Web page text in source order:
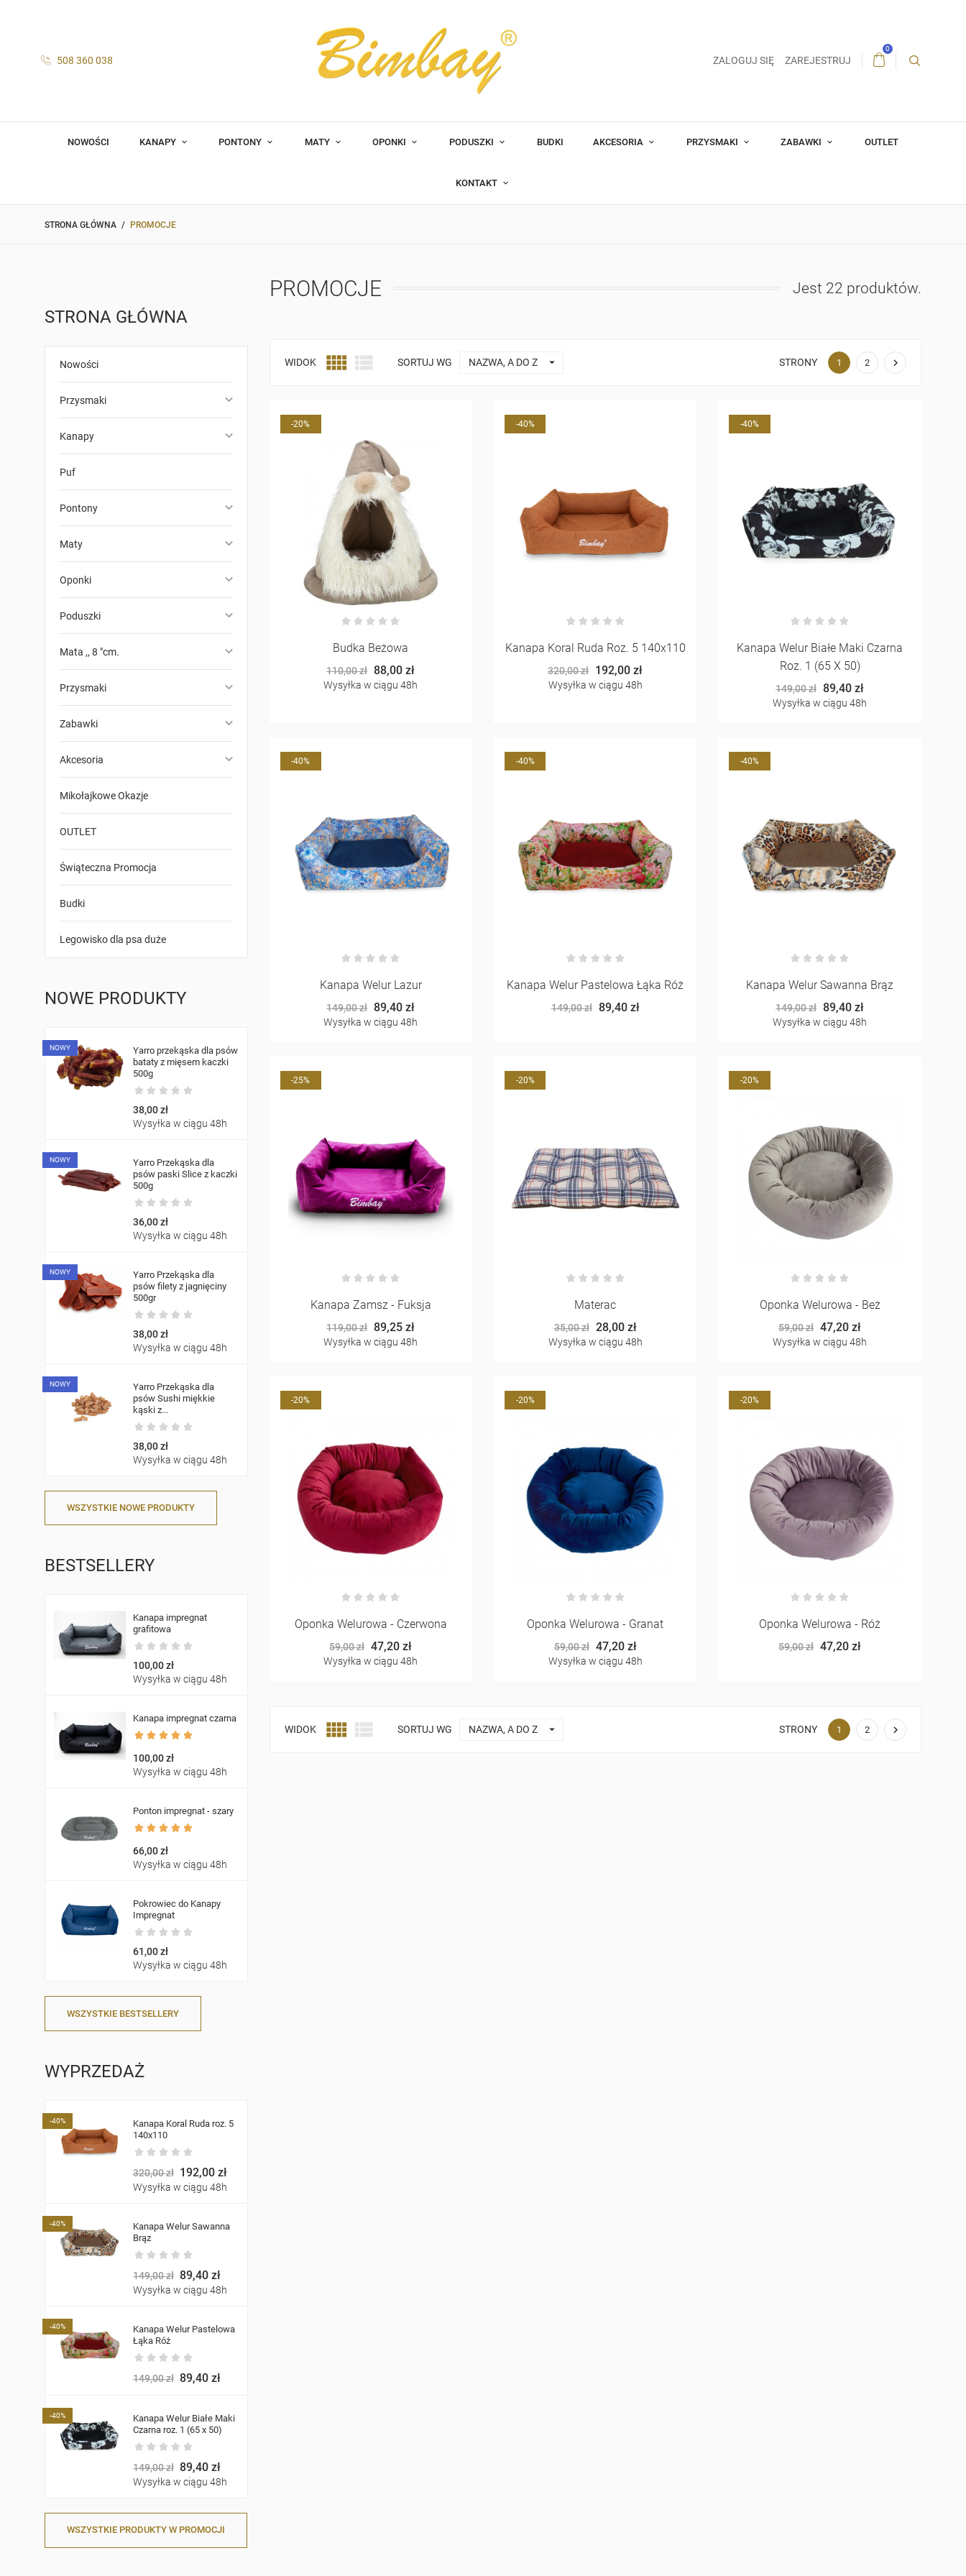
508 360 038 ZALOGUJ SIĘ ZAREJESTRUJ
0
NOWOŚCI KANAPY PONTONY MATY OPONKI PODUSZKI BUDKI AKCESORIA PRZYSMAKI ZABAWKI OUTLET
KONTAKT
STRONA GŁÓWNA PROMOCJE
STRONA GŁÓWNA
Nowości
Przysmaki keyboard_arrow_down
Kanapy keyboard_arrow_down
Puf
Pontony keyboard_arrow_down
Maty keyboard_arrow_down
Oponki keyboard_arrow_down
Poduszki keyboard_arrow_down
Mata ,, 8 "cm. keyboard_arrow_down
Przysmaki keyboard_arrow_down
Zabawki keyboard_arrow_down
Akcesoria keyboard_arrow_down
Mikołajkowe Okazje
OUTLET
Świąteczna Promocja
Budki
Legowisko dla psa duże
NOWE PRODUKTY
NOWY
Yarro przekąska dla psów
bataty z mięsem kaczki
500g
38,00 zł
Wysyłka w ciągu 48h
NOWY
Yarro Przekąska dla
psów paski Slice z kaczki
500g
36,00 zł
Wysyłka w ciągu 48h
NOWY
Yarro Przekąska dla
psów filety z jagnięciny
500gr
38,00 zł
Wysyłka w ciągu 48h
NOWY
Yarro Przekąska dla
psów Sushi miękkie
kąski z...
38,00 zł
Wysyłka w ciągu 48h
WSZYSTKIE NOWE PRODUKTY
BESTSELLERY
Kanapa impregnat
grafitowa
100,00 zł
Wysyłka w ciągu 48h
Kanapa impregnat czarna
100,00 zł
Wysyłka w ciągu 48h
Ponton impregnat - szary
66,00 zł
Wysyłka w ciągu 48h
Pokrowiec do Kanapy
Impregnat
61,00 zł
Wysyłka w ciągu 48h
WSZYSTKIE BESTSELLERY
WYPRZEDAŻ
-40%
Kanapa Koral Ruda roz. 5
140x110
320,00 zł 192,00 zł
Wysyłka w ciągu 48h
-40%
Kanapa Welur Sawanna
Brąz
149,00 zł 89,40 zł
Wysyłka w ciągu 48h
-40%
Kanapa Welur Pastelowa
Łąka Róż
149,00 zł 89,40 zł
-40%
Kanapa Welur Białe Maki
Czarna roz. 1 (65 x 50)
149,00 zł 89,40 zł
Wysyłka w ciągu 48h
WSZYSTKIE PRODUKTY W PROMOCJI
PROMOCJE Jest 22 produktów.
WIDOK   SORTUJ WG NAZWA, A DO Z  STRONY 1 2 
-20%
Budka Beżowa
110,00 zł 88,00 zł
Wysyłka w ciągu 48h
-40%
Kanapa Koral Ruda Roz. 5 140x110
320,00 zł 192,00 zł
Wysyłka w ciągu 48h
-40%
Kanapa Welur Białe Maki Czarna
Roz. 1 (65 X 50)
149,00 zł 89,40 zł
Wysyłka w ciągu 48h
-40%
Kanapa Welur Lazur
149,00 zł 89,40 zł
Wysyłka w ciągu 48h
-40%
Kanapa Welur Pastelowa Łąka Róż
149,00 zł 89,40 zł
-40%
Kanapa Welur Sawanna Brąz
149,00 zł 89,40 zł
Wysyłka w ciągu 48h
-25%
Kanapa Zamsz - Fuksja
119,00 zł 89,25 zł
Wysyłka w ciągu 48h
-20%
Materac
35,00 zł 28,00 zł
Wysyłka w ciągu 48h
-20%
Oponka Welurowa - Beż
59,00 zł 47,20 zł
Wysyłka w ciągu 48h
-20%
Oponka Welurowa - Czerwona
59,00 zł 47,20 zł
Wysyłka w ciągu 48h
-20%
Oponka Welurowa - Granat
59,00 zł 47,20 zł
Wysyłka w ciągu 48h
-20%
Oponka Welurowa - Róż
59,00 zł 47,20 zł
WIDOK   SORTUJ WG NAZWA, A DO Z  STRONY 1 2 